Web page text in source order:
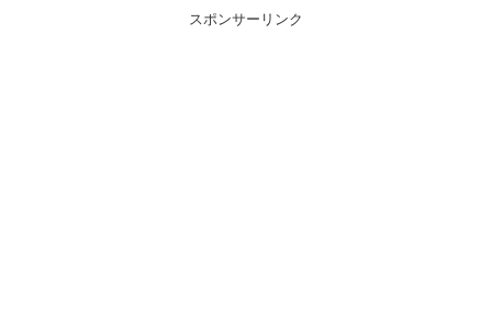
スポンサーリンク